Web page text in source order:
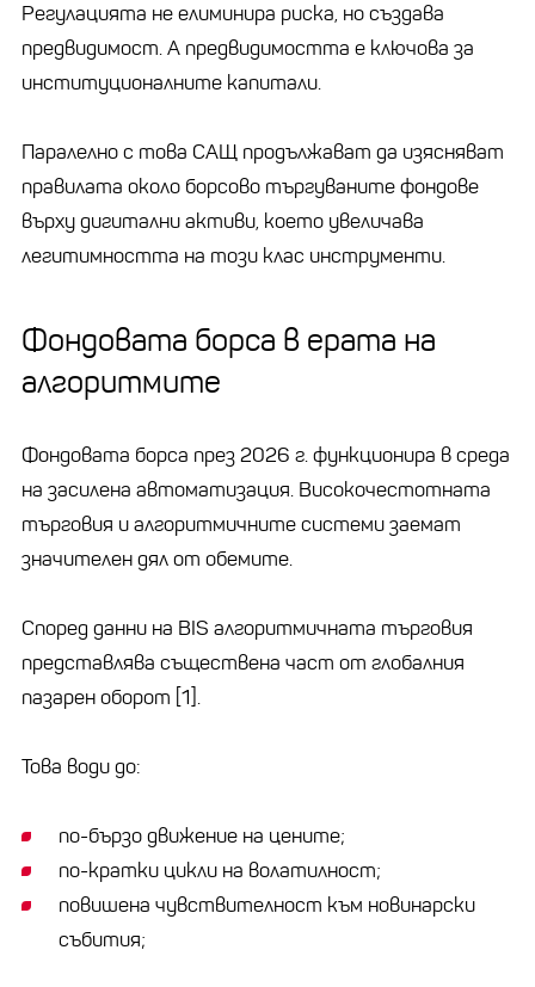
Регулацията не елиминира риска, но създава
предвидимост. А предвидимостта е ключова за
институционалните капитали.
Паралелно с това САЩ продължават да изясняват
правилата около борсово търгуваните фондове
върху дигитални активи, което увеличава
легитимността на този клас инструменти.
Фондовата борса в ерата на
алгоритмите
Фондовата борса през 2026 г. функционира в среда
на засилена автоматизация. Високочестотната
търговия и алгоритмичните системи заемат
значителен дял от обемите.
Според данни на BIS алгоритмичната търговия
представлява съществена част от глобалния
пазарен оборот [1].
Това води до:
по-бързо движение на цените;
по-кратки цикли на волатилност;
повишена чувствителност към новинарски
събития;